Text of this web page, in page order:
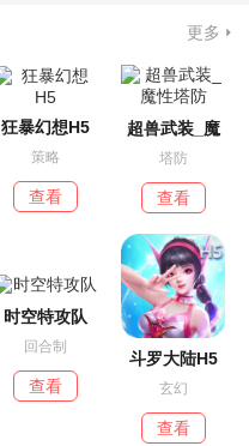
更多
狂暴幻想H5
策略
查看
超兽武装_魔
塔防
查看
时空特攻队
回合制
查看
斗罗大陆H5
玄幻
查看